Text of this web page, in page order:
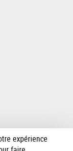
expérience